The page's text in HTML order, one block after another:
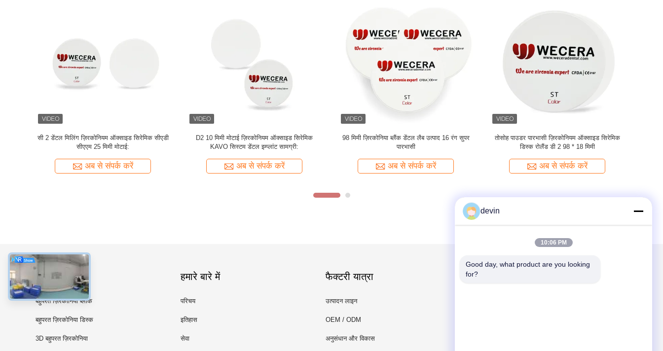
सुपर ट्रांसलूसेंट डेंटल ज़िरकोनिया ब्लैंक्स वीटा 16 कलर्स
98×16 मिमी
अब से संपर्क करें
98 मिमी SHT बहुपरत ज़िरकोनियम ऑक्साइड सिरेमिक
46% पारभासी डेंटल लैब सामग्री:
अब से संपर्क करें
दंत चिकित्सा के लिए C2 98 * 22 मिमी बायोसिरेमिक
ज़िरकोनिया ऑक्साइड सिरेमिक सुपर पारभासी
अब से संपर्क करें
A1 A2 A3 D2 डेंटल ज़िरकोनियम ऑक्साइड सिरेमिक
उच्च पारभासी 98 * 16 मिमी
अब से संपर्क करें
श्रेणियाँ
बहुपरत ज़िरकोनिया ब्लॉक
बहुपरत ज़िरकोनिया डिस्क
3D बहुपरत ज़िरकोनिया
हमारे बारे में
परिचय
इतिहास
सेवा
फैक्टरी यात्रा
उत्पादन लाइन
OEM / ODM
अनुसंधान और विकास
हमें मेल करें
devin
10:06 PM
Good day, what product are you looking
for?